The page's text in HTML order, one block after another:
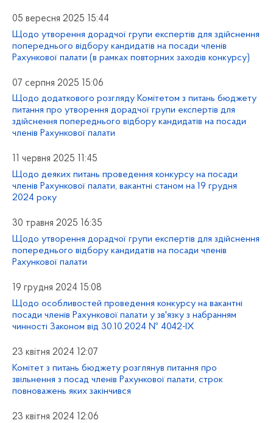
05 вересня 2025 15:44
Щодо утворення дорадчої групи експертів для здійснення
попереднього відбору кандидатів на посади членів
Рахункової палати (в рамках повторних заходів конкурсу)
07 серпня 2025 15:06
Щодо додаткового розгляду Комітетом з питань бюджету
питання про утворення дорадчої групи експертів для
здійснення попереднього відбору кандидатів на посади
членів Рахункової палати
11 червня 2025 11:45
Щодо деяких питань проведення конкурсу на посади
членів Рахункової палати, вакантні станом на 19 грудня
2024 року
30 травня 2025 16:35
Щодо утворення дорадчої групи експертів для здійснення
попереднього відбору кандидатів на посади членів
Рахункової палати
19 грудня 2024 15:08
Щодо особливостей проведення конкурсу на вакантні
посади членів Рахункової палати у зв'язку з набранням
чинності Законом від 30.10.2024 № 4042-ІХ
23 квітня 2024 12:07
Комітет з питань бюджету розглянув питання про
звільнення з посад членів Рахункової палати, строк
повноважень яких закінчився
23 квітня 2024 12:06